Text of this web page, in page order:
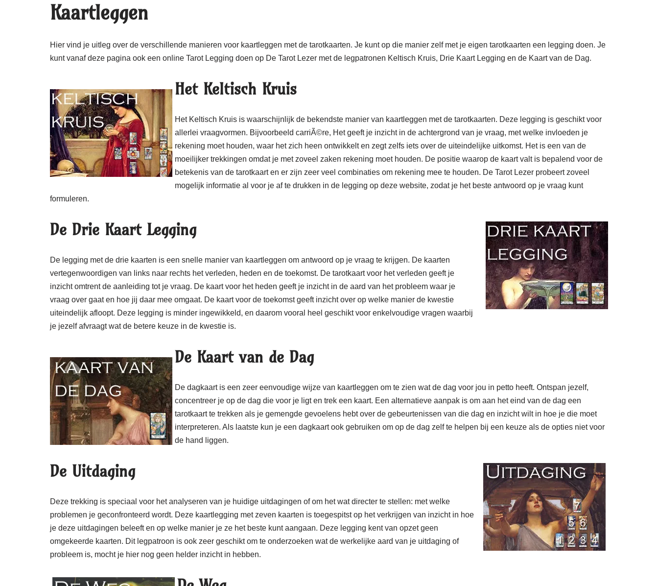
Kaartleggen
Hier vind je uitleg over de verschillende manieren voor kaartleggen met de tarotkaarten. Je kunt op die manier zelf met je eigen tarotkaarten een legging doen. Je
kunt vanaf deze pagina ook een online Tarot Legging doen op De Tarot Lezer met de legpatronen Keltisch Kruis, Drie Kaart Legging en de Kaart van de Dag.
Het Keltisch Kruis
Het Keltisch Kruis is waarschijnlijk de bekendste manier van kaartleggen met de tarotkaarten. Deze legging is geschikt voor
allerlei vraagvormen. Bijvoorbeeld carriÃ©re, Het geeft je inzicht in de achtergrond van je vraag, met welke invloeden je
rekening moet houden, waar het zich heen ontwikkelt en zegt zelfs iets over de uiteindelijke uitkomst. Het is een van de
moeilijker trekkingen omdat je met zoveel zaken rekening moet houden. De positie waarop de kaart valt is bepalend voor de
betekenis van de tarotkaart en er zijn zeer veel combinaties om rekening mee te houden. De Tarot Lezer probeert zoveel
mogelijk informatie al voor je af te drukken in de legging op deze website, zodat je het beste antwoord op je vraag kunt
formuleren.
De Drie Kaart Legging
De legging met de drie kaarten is een snelle manier van kaartleggen om antwoord op je vraag te krijgen. De kaarten
vertegenwoordigen van links naar rechts het verleden, heden en de toekomst. De tarotkaart voor het verleden geeft je
inzicht omtrent de aanleiding tot je vraag. De kaart voor het heden geeft je inzicht in de aard van het probleem waar je
vraag over gaat en hoe jij daar mee omgaat. De kaart voor de toekomst geeft inzicht over op welke manier de kwestie
uiteindelijk afloopt. Deze legging is minder ingewikkeld, en daarom vooral heel geschikt voor enkelvoudige vragen waarbij
je jezelf afvraagt wat de betere keuze in de kwestie is.
De Kaart van de Dag
De dagkaart is een zeer eenvoudige wijze van kaartleggen om te zien wat de dag voor jou in petto heeft. Ontspan jezelf,
concentreer je op de dag die voor je ligt en trek een kaart. Een alternatieve aanpak is om aan het eind van de dag een
tarotkaart te trekken als je gemengde gevoelens hebt over de gebeurtenissen van die dag en inzicht wilt in hoe je die moet
interpreteren. Als laatste kun je een dagkaart ook gebruiken om op de dag zelf te helpen bij een keuze als de opties niet voor
de hand liggen.
De Uitdaging
Deze trekking is speciaal voor het analyseren van je huidige uitdagingen of om het wat directer te stellen: met welke
problemen je geconfronteerd wordt. Deze kaartlegging met zeven kaarten is toegespitst op het verkrijgen van inzicht in hoe
je deze uitdagingen beleeft en op welke manier je ze het beste kunt aangaan. Deze legging kent van opzet geen
omgekeerde kaarten. Dit legpatroon is ook zeer geschikt om te onderzoeken wat de werkelijke aard van je uitdaging of
probleem is, mocht je hier nog geen helder inzicht in hebben.